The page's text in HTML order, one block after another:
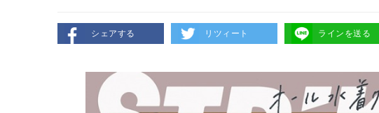
シェアする リツィート ラインを送る